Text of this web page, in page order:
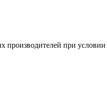
при условии